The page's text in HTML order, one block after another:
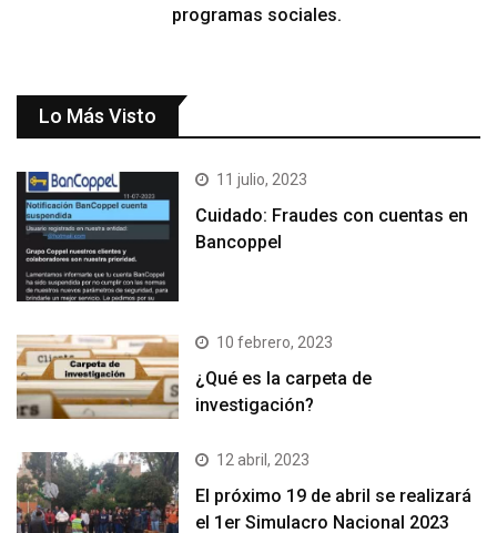
programas sociales.
Lo Más Visto
11 julio, 2023
Cuidado: Fraudes con cuentas en
Bancoppel
10 febrero, 2023
¿Qué es la carpeta de
investigación?
12 abril, 2023
El próximo 19 de abril se realizará
el 1er Simulacro Nacional 2023